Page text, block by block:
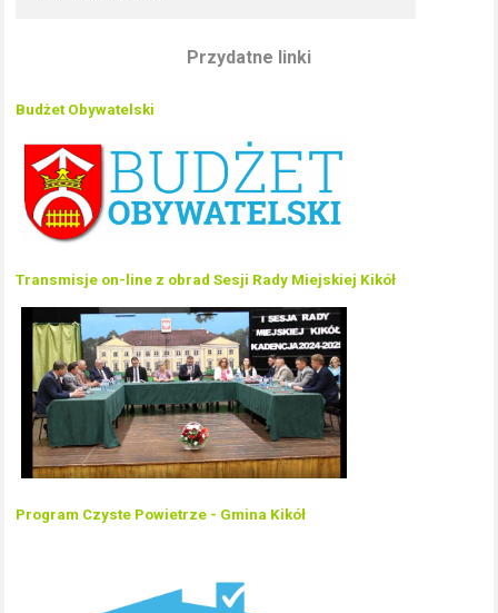
Przydatne linki
Budżet Obywatelski
Transmisje on-line z obrad Sesji Rady Miejskiej Kikół
Program Czyste Powietrze - Gmina Kikół